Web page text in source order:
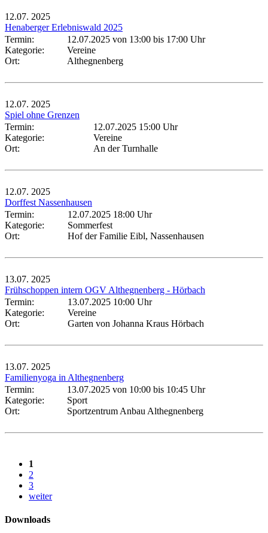
12.07. 2025
Henaberger Erlebniswald 2025
Termin:
12.07.2025 von 13:00 bis 17:00 Uhr
Kategorie:
Vereine
Ort:
Althegnenberg
12.07. 2025
Spiel ohne Grenzen
Termin:
12.07.2025 15:00 Uhr
Kategorie:
Vereine
Ort:
An der Turnhalle
12.07. 2025
Dorffest Nassenhausen
Termin:
12.07.2025 18:00 Uhr
Kategorie:
Sommerfest
Ort:
Hof der Familie Eibl, Nassenhausen
13.07. 2025
Frühschoppen intern OGV Althegnenberg - Hörbach
Termin:
13.07.2025 10:00 Uhr
Kategorie:
Vereine
Ort:
Garten von Johanna Kraus Hörbach
13.07. 2025
Familienyoga in Althegnenberg
Termin:
13.07.2025 von 10:00 bis 10:45 Uhr
Kategorie:
Sport
Ort:
Sportzentrum Anbau Althegnenberg
1
2
3
weiter
Downloads